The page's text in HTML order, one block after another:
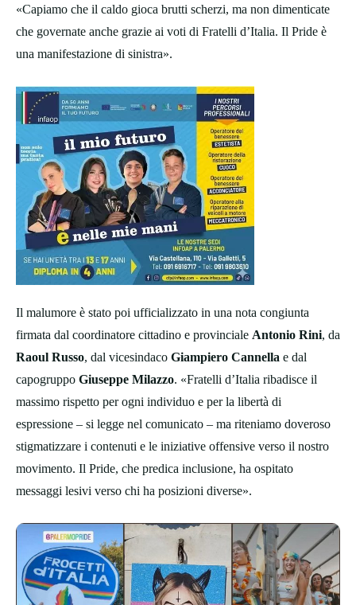
«Capiamo che il caldo gioca brutti scherzi, ma non dimenticate
che governate anche grazie ai voti di Fratelli d’Italia. Il Pride è
una manifestazione di sinistra».
Il malumore è stato poi ufficializzato in una nota congiunta
firmata dal coordinatore cittadino e provinciale Antonio Rini, da
Raoul Russo, dal vicesindaco Giampiero Cannella e dal
capogruppo Giuseppe Milazzo. «Fratelli d’Italia ribadisce il
massimo rispetto per ogni individuo e per la libertà di
espressione – si legge nel comunicato – ma riteniamo doveroso
stigmatizzare i contenuti e le iniziative offensive verso il nostro
movimento. Il Pride, che predica inclusione, ha ospitato
messaggi lesivi verso chi ha posizioni diverse».